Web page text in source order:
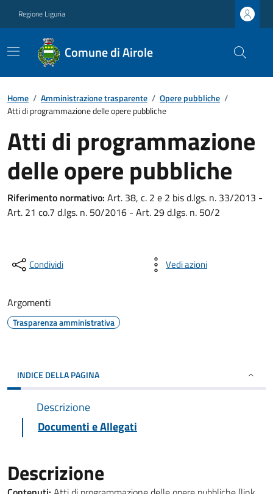
Regione Liguria
Comune di Airole
Home / Amministrazione trasparente / Opere pubbliche /
Atti di programmazione delle opere pubbliche
Atti di programmazione
delle opere pubbliche
Riferimento normativo: Art. 38, c. 2 e 2 bis d.lgs. n. 33/2013 -
Art. 21 co.7 d.lgs. n. 50/2016 - Art. 29 d.lgs. n. 50/2
Condividi Vedi azioni
Argomenti
Trasparenza amministrativa
INDICE DELLA PAGINA
Descrizione
Documenti e Allegati
Descrizione